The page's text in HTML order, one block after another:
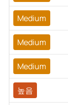
Medium
Medium
Medium
높음